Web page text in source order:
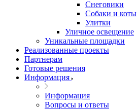
Снеговики
Собаки и коты
Улитки
Уличное освещение
Уникальные площадки
Реализованные проекты
Партнерам
Готовые решения
Информация
Информация
Вопросы и ответы